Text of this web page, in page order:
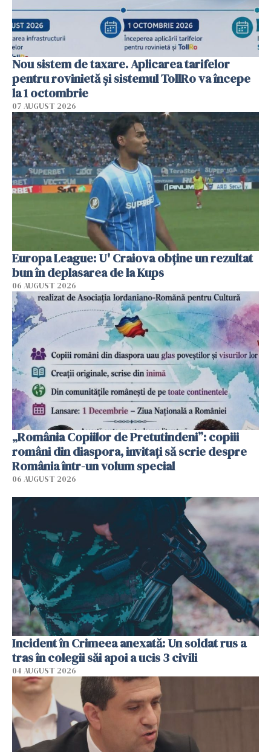
Nou sistem de taxare. Aplicarea tarifelor
pentru rovinietă şi sistemul TollRo va începe
la 1 octombrie
07 AUGUST 2026
Europa League: U' Craiova obține un rezultat
bun în deplasarea de la Kups
06 AUGUST 2026
„România Copiilor de Pretutindeni”: copiii
români din diaspora, invitați să scrie despre
România într-un volum special
06 AUGUST 2026
Incident în Crimeea anexată: Un soldat rus a
tras în colegii săi apoi a ucis 3 civili
04 AUGUST 2026